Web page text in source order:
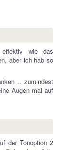
wie das
aber ich hab so
.. zumindest
Augen mal auf
der Tonoption 2